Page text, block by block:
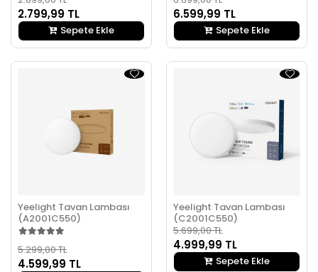
2.799,99 TL
Sepete Ekle
6.599,99 TL
Sepete Ekle
Yeelight Tavan Lambası
(A2001C550)
5.299,00 TL
4.599,99 TL
Yeelight Tavan Lambası
(C2001C550)
5.699,00 TL
4.999,99 TL
Sepete Ekle